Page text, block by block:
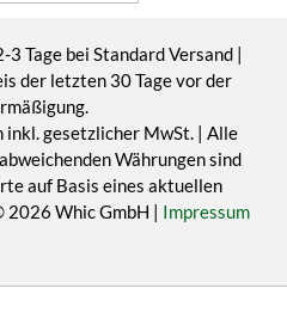
Tage bei Standard Versand |
der letzten 30 Tage vor der
inkl. gesetzlicher MwSt. | Alle
Währungen sind
auf Basis eines aktuellen
2026 Whic GmbH | Impressum